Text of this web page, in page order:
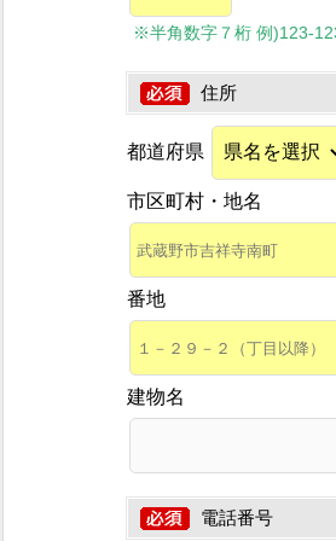
※半角数字７桁 例)123-
住所
都道府県
市区町村・地名
番地
建物名
電話番号